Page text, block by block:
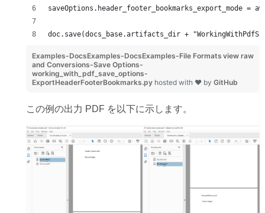
saveOptions.header_footer_bookmarks_export_mode =
doc.save(docs_base.artifacts_dir +
view raw
Examples-DocsExamples-DocsExamples-File Formats
and Conversions-Save Options-
working_with_pdf_save_options-
ExportHeaderFooterBookmarks.py hosted with ❤ by GitHub
この例の出力 PDF を以下に示します。